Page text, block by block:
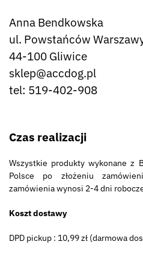
Anna Bendkowska
ul. Powstańców
44-100 Gliwice
sklep@accdog.pl
tel: 519-402-908
Czas realizacji
Wszystkie produkty wykonane z
Polsce po złożeniu
zamówienia wynosi 2-4 dni
Koszt dostawy
DPD pickup : 10,99 zł (darmowa